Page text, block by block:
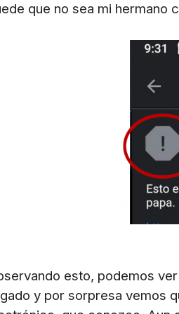
que no sea mi hermano
esto, podemos
y por sorpresa vemos